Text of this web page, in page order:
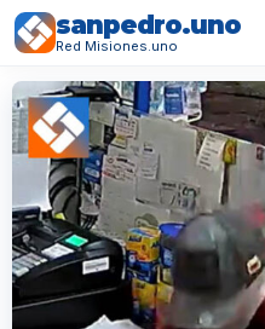
sanpedro.uno
Red Misiones.uno